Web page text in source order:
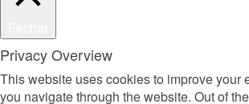
Privacy Overview
This website uses cookies to improve your
you navigate through the website. Out of